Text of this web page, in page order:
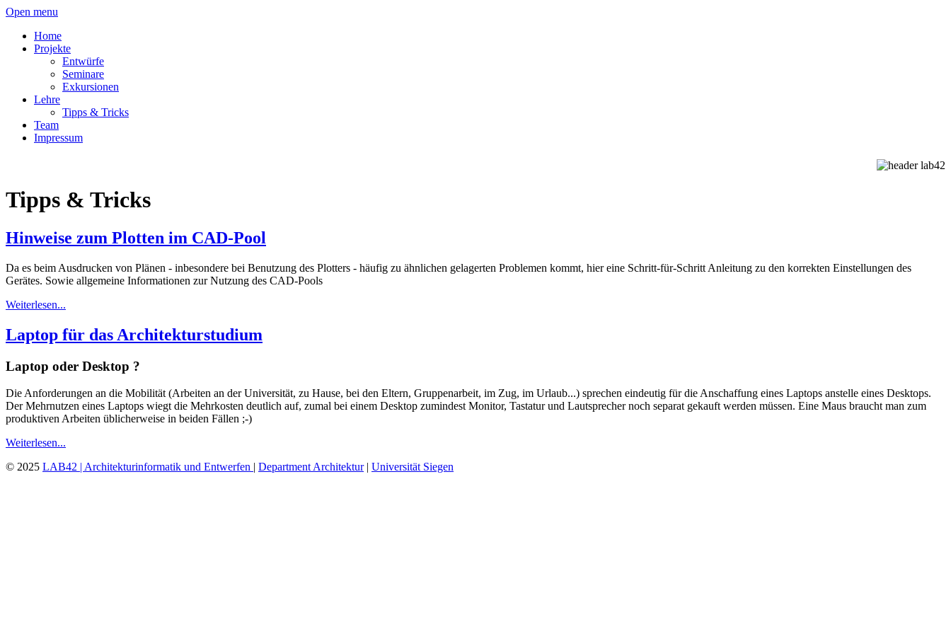
Open menu
Home
Projekte
Entwürfe
Seminare
Exkursionen
Lehre
Tipps & Tricks
Team
Impressum
Tipps & Tricks
Hinweise zum Plotten im CAD-Pool
Da es beim Ausdrucken von Plänen - inbesondere bei Benutzung des Plotters - häufig zu ähnlichen gelagerten Problemen kommt, hier eine Schritt-für-Schritt Anleitung zu den korrekten Einstellungen des
Gerätes. Sowie allgemeine Informationen zur Nutzung des CAD-Pools
Weiterlesen...
Laptop für das Architekturstudium
Laptop oder Desktop ?
Die Anforderungen an die Mobilität (Arbeiten an der Universität, zu Hause, bei den Eltern, Gruppenarbeit, im Zug, im Urlaub...) sprechen eindeutig für die Anschaffung eines Laptops anstelle eines Desktops.
Der Mehrnutzen eines Laptops wiegt die Mehrkosten deutlich auf, zumal bei einem Desktop zumindest Monitor, Tastatur und Lautsprecher noch separat gekauft werden müssen. Eine Maus braucht man zum
produktiven Arbeiten üblicherweise in beiden Fällen ;-)
Weiterlesen...
© 2025 LAB42 | Architekturinformatik und Entwerfen | Department Architektur| Universität Siegen